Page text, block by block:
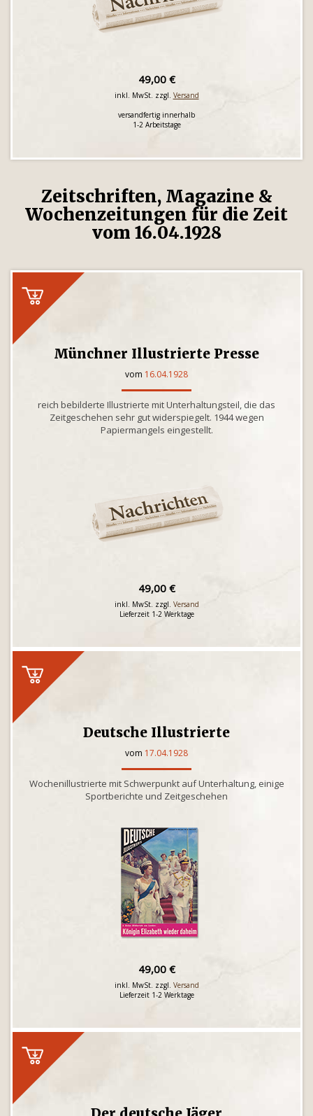
49,00 €
inkl. MwSt. zzgl. Versand
versandfertig innerhalb
1-2 Arbeitstage
Zeitschriften, Magazine &
Wochenzeitungen für die Zeit
vom 16.04.1928
Münchner Illustrierte Presse
vom 16.04.1928
reich bebilderte Illustrierte mit Unterhaltungsteil, die das
Zeitgeschehen sehr gut widerspiegelt. 1944 wegen
Papiermangels eingestellt.
49,00 €
inkl. MwSt. zzgl. Versand
Lieferzeit 1-2 Werktage
Deutsche Illustrierte
vom 17.04.1928
Wochenillustrierte mit Schwerpunkt auf Unterhaltung, einige
Sportberichte und Zeitgeschehen
49,00 €
inkl. MwSt. zzgl. Versand
Lieferzeit 1-2 Werktage